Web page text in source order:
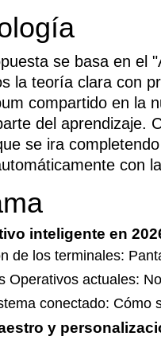
se basa en el
la teoría clara con
compartido en la
del aprendizaje.
se ira
con
inteligente en
de los terminales:
Operativos actuales:
conectado: Cómo
y